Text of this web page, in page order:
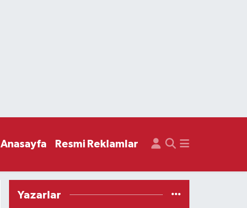
Anasayfa Resmi Reklamlar
Yazarlar